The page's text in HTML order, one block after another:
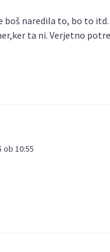
boš naredila to, bo to
ta ni. Verjetno
ob 10:55